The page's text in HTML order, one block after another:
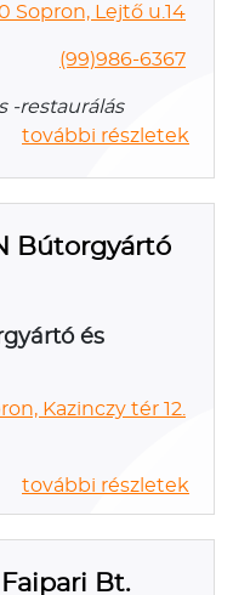
Sopron, Lejtő u.14
(99)986-6367
-restaurálás
további részletek
Bútorgyártó
és
Kazinczy tér 12.
további részletek
Bt.